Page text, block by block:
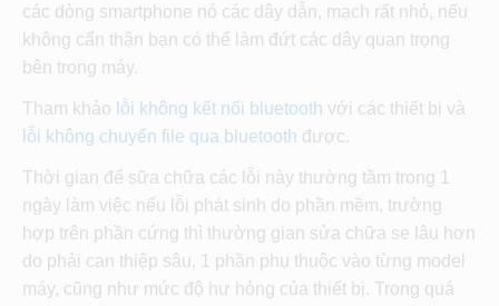
các dòng smartphone nó các dây dẫn, mạch rất nhỏ, nếu
không cẩn thận bạn có thể làm đứt các dây quan trọng
bên trong máy.
Tham khảo lỗi không kết nối bluetooth với các thiết bị và
lỗi không chuyển file qua bluetooth được.
Thời gian để sữa chữa các lỗi này thường tầm trong 1
ngày làm việc nếu lỗi phát sinh do phần mềm, trường
hợp trên phần cứng thì thường gian sửa chữa se lâu hơn
do phải can thiệp sâu, 1 phần phụ thuộc vào từng model
máy, cũng như mức độ hư hỏng của thiết bị. Trong quá